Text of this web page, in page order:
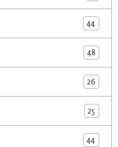
44
48
26
25
44